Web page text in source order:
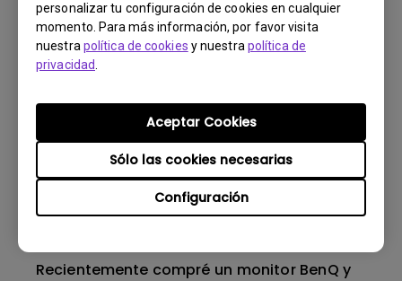
personalizar tu configuración de cookies en cualquier
momento. Para más información, por favor visita
nuestra política de cookies y nuestra política de
privacidad
Configuración
Sólo las cookies necesarias
Aceptar Cookies
¿Todos los monitores de BenQ o solo
algunos están libres de mercurio?
¿El monitor de BenQ utiliza iluminación LED
de matriz completa o iluminación LED con
luz de borde?
¿Por qué mi monitor no reconoce la señal
de entrada automáticamente?
Recientemente compré un monitor BenQ y